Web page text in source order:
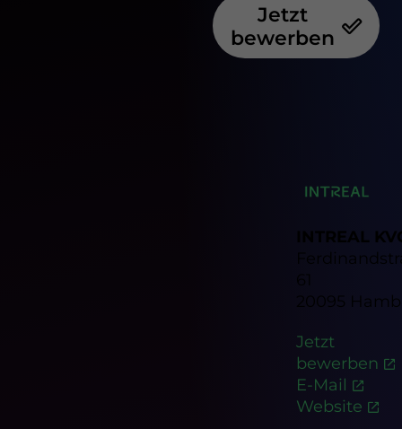
Jetzt
bewerben
INTREAL
20095
Jetzt
bewerben
E-Mail
Website